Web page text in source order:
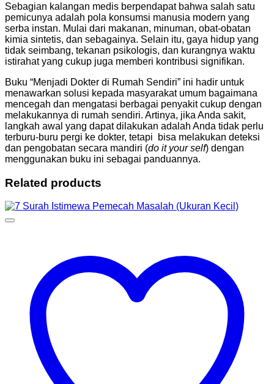
Sebagian kalangan medis berpendapat bahwa salah satu
pemicunya adalah pola konsumsi manusia modern yang
serba instan. Mulai dari makanan, minuman, obat-obatan
kimia sintetis, dan sebagainya. Selain itu, gaya hidup yang
tidak seimbang, tekanan psikologis, dan kurangnya waktu
istirahat yang cukup juga memberi kontribusi signifikan.
Buku “Menjadi Dokter di Rumah Sendiri” ini hadir untuk
menawarkan solusi kepada masyarakat umum bagaimana
mencegah dan mengatasi berbagai penyakit cukup dengan
melakukannya di rumah sendiri. Artinya, jika Anda sakit,
langkah awal yang dapat dilakukan adalah Anda tidak perlu
terburu-buru pergi ke dokter, tetapi bisa melakukan deteksi
dan pengobatan secara mandiri (do it your self) dengan
menggunakan buku ini sebagai panduannya.
Related products